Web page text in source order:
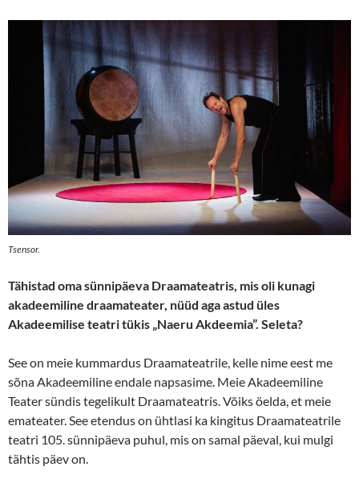
Tsensor.
Tähistad oma sünnipäeva Draamateatris, mis oli kunagi
akadeemiline draamateater, nüüd aga astud üles
Akadeemilise teatri tükis „Naeru Akdeemia”. Seleta?
See on meie kummardus Draamateatrile, kelle nime eest me
sõna Akadeemiline endale napsasime. Meie Akadeemiline
Teater sündis tegelikult Draamateatris. Võiks öelda, et meie
emateater. See etendus on ühtlasi ka kingitus Draamateatrile
teatri 105. sünnipäeva puhul, mis on samal päeval, kui mulgi
tähtis päev on.